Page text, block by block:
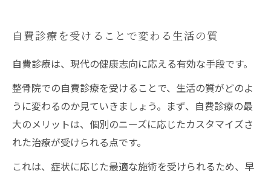
自費診療を受けることで変わる生活の質
自費診療は、現代の健康志向に応える有効な手段です。
整骨院での自費診療を受けることで、生活の質がどのよ
うに変わるのか見ていきましょう。まず、自費診療の最
大のメリットは、個別のニーズに応じたカスタマイズさ
れた治療が受けられる点です。
これは、症状に応じた最適な施術を受けられるため、早